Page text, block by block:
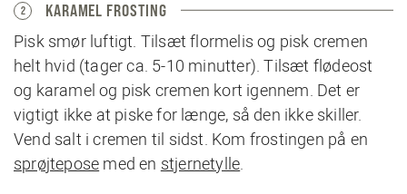
2 KARAMEL FROSTING
Pisk smør luftigt. Tilsæt flormelis og pisk cremen
helt hvid (tager ca. 5-10 minutter). Tilsæt flødeost
og karamel og pisk cremen kort igennem. Det er
vigtigt ikke at piske for længe, så den ikke skiller.
Vend salt i cremen til sidst. Kom frostingen på en
sprøjtepose med en stjernetylle.